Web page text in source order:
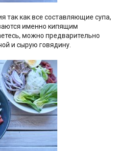
так как все составляющие супа,
именно кипящим
можно предварительно
и сырую говядину.